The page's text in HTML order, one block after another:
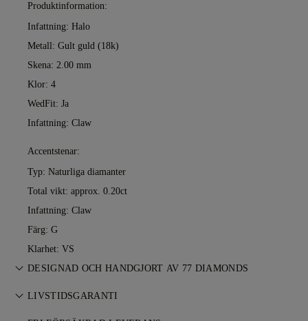
Produktinformation:
Infattning: Halo
Metall: Gult guld (18k)
Skena: 2.00 mm
Klor: 4
WedFit: Ja
Infattning: Claw
Accentstenar:
Typ: Naturliga diamanter
Total vikt: approx. 0.20ct
Infattning: Claw
Färg: G
Klarhet: VS
DESIGNAD OCH HANDGJORT AV 77 DIAMONDS
Konsten att skapa smycken, förfinad av 77 Diamonds
LIVSTIDSGARANTI
Vid köp hos 77 Diamonds ingår livstidsgaranti mot